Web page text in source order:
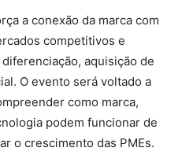
a conexão da marca com
competitivos e
aquisição de
O evento será voltado a
como marca,
podem funcionar de
o crescimento das PMEs.